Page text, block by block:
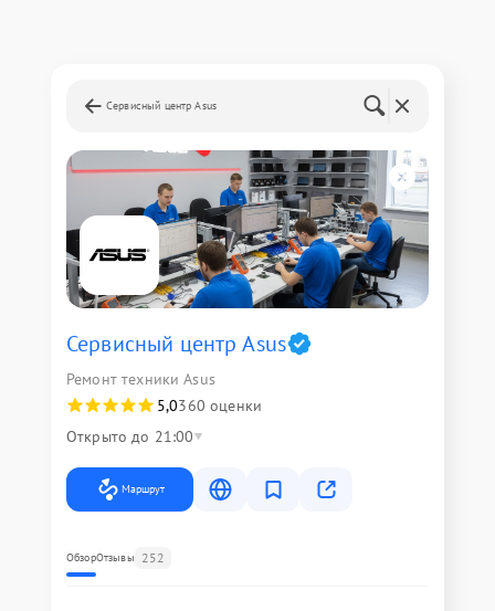
Сервисный центр Asus
Сервисный центр Asus
Ремонт техники Asus
5,0360 оценки
Открыто до 21:00
Маршрут
ОбзорОтзывы 252